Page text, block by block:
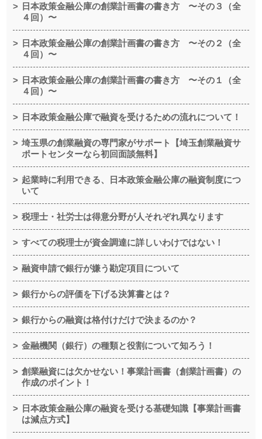
日本政策金融公庫の創業計画書の書き方 〜その３（全
４回）〜
日本政策金融公庫の創業計画書の書き方 〜その２（全
４回）〜
日本政策金融公庫の創業計画書の書き方 〜その１（全
４回）〜
日本政策金融公庫で融資を受けるための流れについて！
埼玉県の創業融資の専門家がサポート【埼玉創業融資サ
ポートセンターなら初回面談無料】
起業時に利用できる、日本政策金融公庫の融資制度につ
いて
税理士・社労士は得意分野が人それぞれ異なります
すべての税理士が資金調達に詳しいわけではない！
融資申請で銀行が嫌う勘定項目について
銀行からの評価を下げる決算書とは？
銀行からの融資は格付けだけで決まるのか？
金融機関（銀行）の種類と役割について知ろう！
創業融資には欠かせない！事業計画書（創業計画書）の
作成のポイント！
日本政策金融公庫の融資を受ける基礎知識【事業計画書
は減点方式】